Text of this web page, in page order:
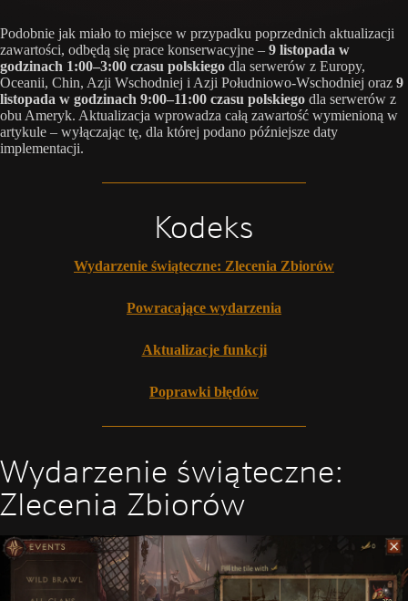
Podobnie jak miało to miejsce w przypadku poprzednich aktualizacji
zawartości, odbędą się prace konserwacyjne – 9 listopada w
godzinach 1:00–3:00 czasu polskiego dla serwerów z Europy,
Oceanii, Chin, Azji Wschodniej i Azji Południowo-Wschodniej oraz 9
listopada w godzinach 9:00–11:00 czasu polskiego dla serwerów z
obu Ameryk. Aktualizacja wprowadza całą zawartość wymienioną w
artykule – wyłączając tę, dla której podano późniejsze daty
implementacji.
Kodeks
Wydarzenie świąteczne: Zlecenia Zbiorów
Powracające wydarzenia
Aktualizacje funkcji
Poprawki błędów
Wydarzenie świąteczne:
Zlecenia Zbiorów